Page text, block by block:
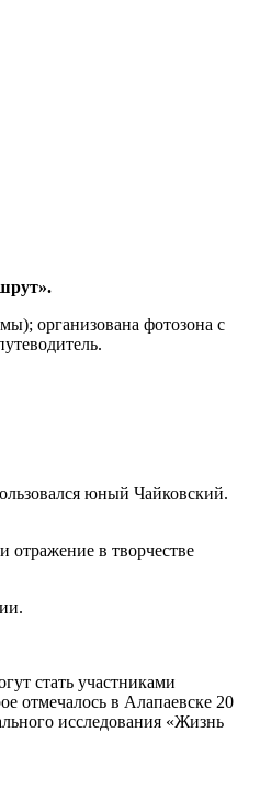
организована фотозона с
юный Чайковский.
отражение в творчестве
стать участниками
отмечалось в Алапаевске 20
исследования «Жизнь